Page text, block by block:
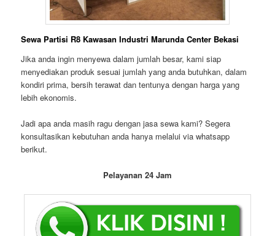
Sewa Partisi R8 Kawasan Industri Marunda Center Bekasi
Jika anda ingin menyewa dalam jumlah besar, kami siap
menyediakan produk sesuai jumlah yang anda butuhkan, dalam
kondiri prima, bersih terawat dan tentunya dengan harga yang
lebih ekonomis.
Jadi apa anda masih ragu dengan jasa sewa kami? Segera
konsultasikan kebutuhan anda hanya melalui via whatsapp
berikut.
Pelayanan 24 Jam